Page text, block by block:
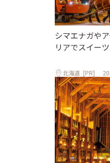
シマエナガや
リアでスイー
北海道 [PR]